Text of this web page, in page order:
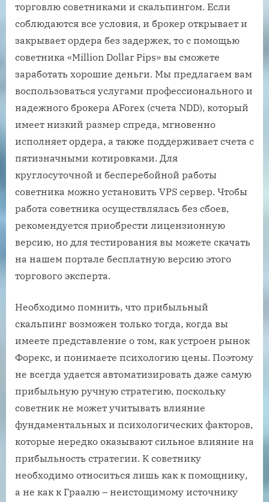
торговлю советниками и скальпингом. Если
соблюдаются все условия, и брокер открывает и
закрывает ордера без задержек, то с помощью
советника «Million Dollar Pips» вы сможете
заработать хорошие деньги. Мы предлагаем вам
воспользоваться услугами профессионального и
надежного брокера AForex (счета NDD), который
имеет низкий размер спреда, мгновенно
исполняет ордера, а также поддерживает счета с
пятизначными котировками. Для
круглосуточной и бесперебойной работы
советника можно установить VPS сервер. Чтобы
работа советника осуществлялась без сбоев,
рекомендуется приобрести лицензионную
версию, но для тестирования вы можете скачать
на нашем портале бесплатную версию этого
торгового эксперта.
Необходимо помнить, что прибыльный
скальпинг возможен только тогда, когда вы
имеете представление о том, как устроен рынок
Форекс, и понимаете психологию цены. Поэтому
не всегда удается автоматизировать даже самую
прибыльную ручную стратегию, поскольку
советник не может учитывать влияние
фундаментальных и психологических факторов,
которые нередко оказывают сильное влияние на
прибыльность стратегии. К советнику
необходимо относиться лишь как к помощнику,
а не как к Граалю – неистощимому источнику